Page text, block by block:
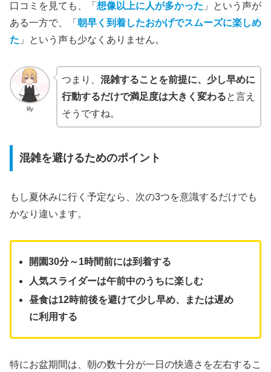
口コミを見ても、「 想像以上に人が多かった 」という声が
ある一方で、「 朝早く到着したおかげでスムーズに楽しめ
た 」という声も少なくありません。
lily
つまり、 混雑することを前提に、少し早めに
行動するだけで満足度は大きく変わると言え
そうですね。
混雑を避けるためのポイント
もし夏休みに行く予定なら、次の3つを意識するだけでも
かなり違います。
開園30分～1時間前には到着する
人気スライダーは午前中のうちに楽しむ
昼食は12時前後を避けて少し早め、または遅め
に利用する
特にお盆期間は、朝の数十分が一日の快適さを左右するこ